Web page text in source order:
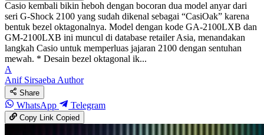
Casio kembali bikin heboh dengan bocoran dua model anyar dari
seri G-Shock 2100 yang sudah dikenal sebagai “CasiOak” karena
bentuk bezel oktagonalnya. Model dengan kode GA-2100LXB dan
GM-2100LXB ini muncul di database retailer Asia, menandakan
langkah Casio untuk memperluas jajaran 2100 dengan sentuhan
mewah. * Desain bezel oktagonal ik...
A
Anif SirsaebaAuthor
Share
WhatsApp Telegram
Copy LinkCopied